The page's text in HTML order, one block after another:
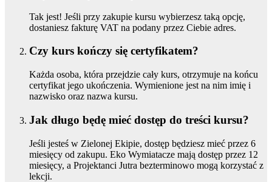
Tak jest! Jeśli przy zakupie kursu wybierzesz taką opcję,
dostaniesz fakturę VAT na podany przez Ciebie adres.
Czy kurs kończy się certyfikatem?
Każda osoba, która przejdzie cały kurs, otrzymuje na końcu
certyfikat jego ukończenia. Wymienione jest na nim imię i
nazwisko oraz nazwa kursu.
Jak długo będę mieć dostęp do treści kursu?
Jeśli jesteś w Zielonej Ekipie, dostęp będziesz mieć przez 6
miesięcy od zakupu. Eko Wymiatacze mają dostęp przez 12
miesięcy, a Projektanci Jutra bezterminowo mogą korzystać z
lekcji.